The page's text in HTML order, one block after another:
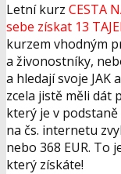
Letní kurz CESTA
sebe získat 13
kurzem vhodným
a živonostníky,
a hledají svoje JAK
zcela jistě měli dát
který je v
na čs. internetu
nebo 368 EUR. To
který získáte!